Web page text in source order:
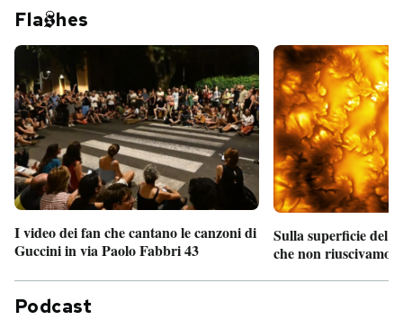
Fla hes
I video dei fan che cantano le canzoni di
Guccini in via Paolo Fabbri 43
Sulla superficie del
che non riuscivamo
Podcast